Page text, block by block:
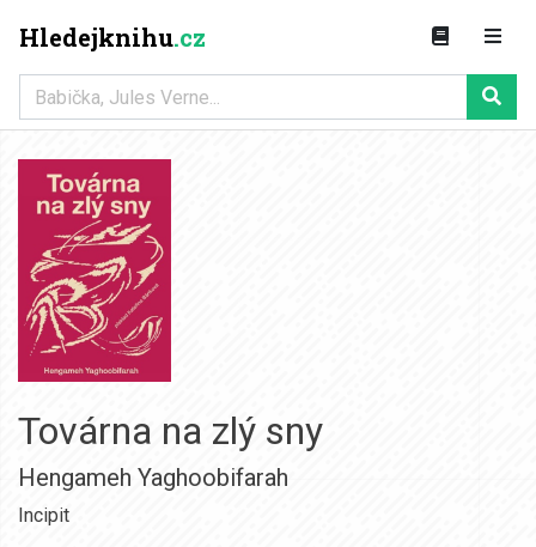
Hledejknihu.cz
Továrna na zlý sny
Hengameh Yaghoobifarah
Incipit